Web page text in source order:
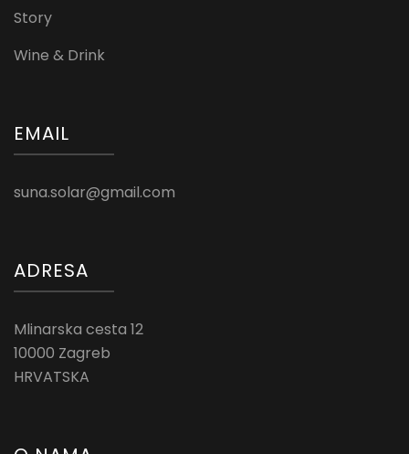
Story
Wine & Drink
EMAIL
suna.solar@gmail.com
ADRESA
Mlinarska cesta 12
10000 Zagreb
HRVATSKA